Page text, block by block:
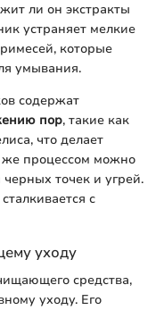
ли он экстракты
устраняет мелкие
которые
умывания.
содержат
пор, такие как
что делает
процессом можно
точек и угрей.
с
уходу
средства,
уходу. Его